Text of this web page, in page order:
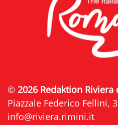
© 2026 Redaktion Riviera
Piazzale Federico Fellini,
info@riviera.rimini.it